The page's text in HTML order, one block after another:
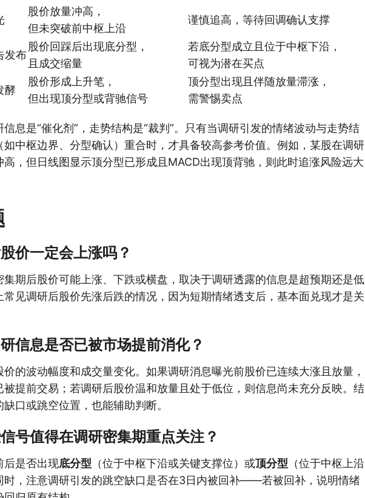
股价放量冲高，
但未突破前中枢上沿
谨慎追高，等待回调确认支撑
发布
股价回踩后出现底分型，
且成交缩量
若底分型成立且位于中枢下沿，
可视为潜在买点
酵
股价形成上升笔，
但出现顶分型或背驰信号
顶分型出现且伴随放量滞涨，
需警惕卖点
信息是“催化剂”，走势结构是“裁判”。只有当调研引发的情绪波动与走势结
如中枢边界、分型确认）重合时，才具备较高参考价值。例如，某股在调研
高，但日线图显示顶分型已形成且MACD出现顶背驰，则此时追涨风险远大
价一定会上涨吗？
集期后股价可能上涨、下跌或横盘，取决于调研透露的信息是超预期还是低
常见调研后股价先涨后跌的情况，因为短期情绪透支后，基本面兑现才是关
信息是否已被市场提前消化？
的波动幅度和成交量变化。如果调研消息曝光前股价已连续大涨且放量，
被提前交易；若调研后股价温和放量且处于低位，则信息尚未充分反映。结
口或跳空位置，也能辅助判断。
号值得在调研密集期重点关注？
后是否出现底分型 （位于中枢下沿或关键支撑位）或顶分型 （位于中枢上沿
时，注意调研引发的跳空缺口是否在3日内被回补——若被回补，说明情绪